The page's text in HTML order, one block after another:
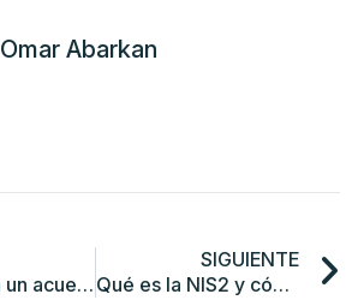
Omar Abarkan
Xeoris firma un acuerdo con Newcorred para que su Red Distribuya su producto de Ciberseguridad
SIGUIENTE
Qué es la NIS2 y cómo afecta a tu empresa